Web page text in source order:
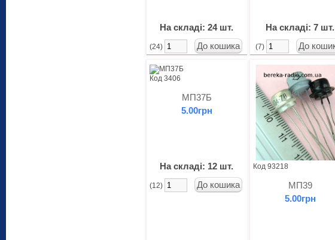
На складі: 24 шт.
(24)
На складі: 7 шт.
(7)
Код 3406
МП37Б
5.00грн
На складі: 12 шт.
(12)
Код 93218
МП39
5.00грн